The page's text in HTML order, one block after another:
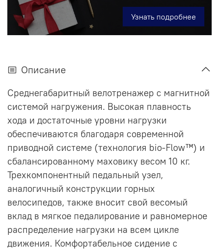
Узнать подробнее
Описание
Среднегабаритный велотренажер с магнитной
системой нагружения. Высокая плавность
хода и достаточные уровни нагрузки
обеспечиваются благодаря современной
приводной системе (технология bio-Flow™) и
сбалансированному маховику весом 10 кг.
Трехкомпонентный педальный узел,
аналогичный конструкции горных
велосипедов, также вносит свой весомый
вклад в мягкое педалирование и равномерное
распределение нагрузки на всем цикле
движения. Комфортабельное сидение с